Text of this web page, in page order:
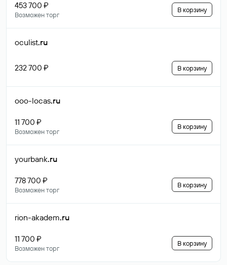
453 700 ₽
Возможен торг
В корзину
oculist.ru
232 700 ₽ В корзину
ooo-locas.ru
11 700 ₽
Возможен торг
В корзину
yourbank.ru
778 700 ₽
Возможен торг
В корзину
rion-akadem.ru
11 700 ₽
Возможен торг
В корзину